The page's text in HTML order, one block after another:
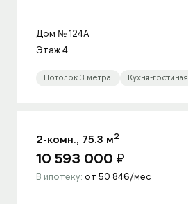
Дом № 124A
Этаж 4
Потолок 3 метра Кухня-гостиная
2-комн., 75.3 м2
10 593 000 ₽
В ипотеку: от 50 846/мес